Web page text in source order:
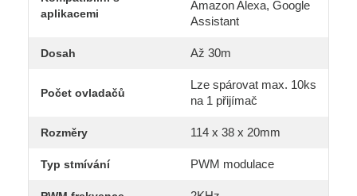
aplikacemi
Amazon Alexa, Google
Assistant
Dosah Až 30m
Počet ovladačů
Lze spárovat max. 10ks
na 1 přijímač
Rozměry 114 x 38 x 20mm
Typ stmívání PWM modulace